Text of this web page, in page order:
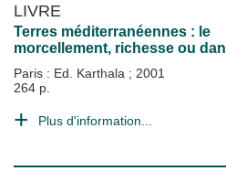
LIVRE
Terres méditerranéennes : le
morcellement, richesse ou
Paris : Ed. Karthala ; 2001
264 p.
Plus d'information...